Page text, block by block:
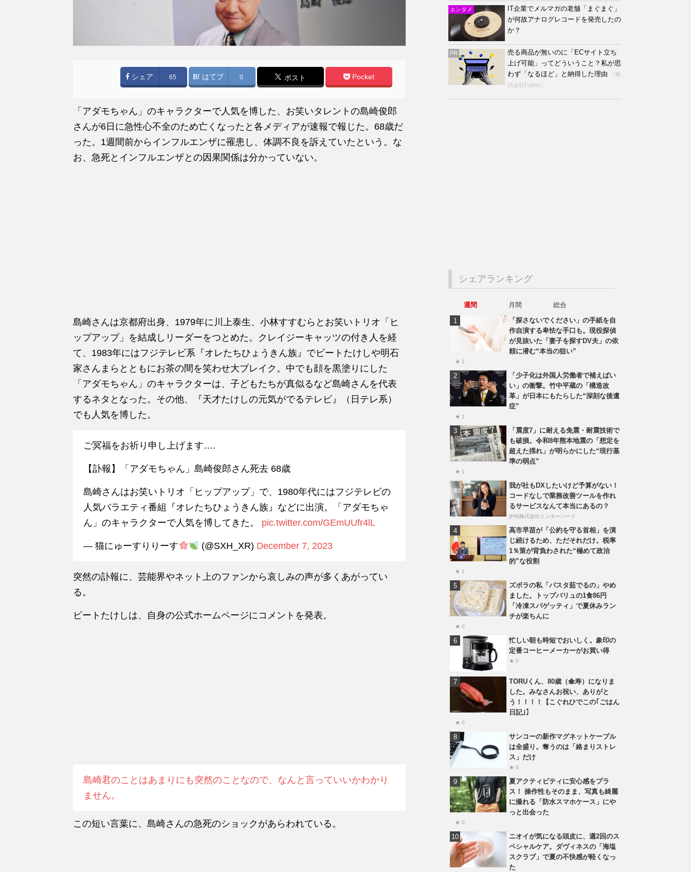
シェア 65 はてブ 0 ポスト Pocket
「アダモちゃん」のキャラクターで人気を博した、お笑いタレントの島崎俊郎
さんが6日に急性心不全のため亡くなったと各メディアが速報で報じた。68歳だ
った。1週間前からインフルエンザに罹患し、体調不良を訴えていたという。な
お、急死とインフルエンザとの因果関係は分かっていない。
島崎さんは京都府出身、1979年に川上泰生、小林すすむらとお笑いトリオ「ヒ
ップアップ」を結成しリーダーをつとめた。クレイジーキャッツの付き人を経
て、1983年にはフジテレビ系『オレたちひょうきん族』でビートたけしや明石
家さんまらとともにお茶の間を笑わせ大ブレイク。中でも顔を黒塗りにした
「アダモちゃん」のキャラクターは、子どもたちが真似るなど島崎さんを代表
するネタとなった。その他、『天才たけしの元気がでるテレビ』（日テレ系）
でも人気を博した。
ご冥福をお祈り申し上げます….
【訃報】「アダモちゃん」島崎俊郎さん死去 68歳
島崎さんはお笑いトリオ「ヒップアップ」で、1980年代にはフジテレビの
人気バラエティ番組『オレたちひょうきん族』などに出演。「アダモちゃ
ん」のキャラクターで人気を博してきた。 pic.twitter.com/GEmUUfr4lL
— 猫にゅーすりりーす (@SXH_XR) December 7, 2023
突然の訃報に、芸能界やネット上のファンから哀しみの声が多くあがってい
る。
ビートたけしは、自身の公式ホームページにコメントを発表。
島崎君のことはあまりにも突然のことなので、なんと言っていいかわかり
ません。
この短い言葉に、島崎さんの急死のショックがあらわれている。
エンタメ
IT企業でメルマガの老舗「まぐまぐ」
が何故アナログレコードを発売したの
か？
PR
売る商品が無いのに「ECサイト立ち
上げ可能」ってどういうこと？私が思
わず「なるほど」と納得した理由
（株
式会社Fulmo）
シェアランキング
週間 月間
総合
「探さないでください」の手紙を自
作自演する卑怯な手口も。現役探偵
が見抜いた「妻子を探すDV夫」の依
頼に潜む“本当の狙い”
★ 2
「少子化は外国人労働者で補えばい
い」の衝撃。竹中平蔵の「構造改
革」が日本にもたらした“深刻な後遺
症”
★ 1
「震度7」に耐える免震・耐震技術で
も破損。令和8年熊本地震の「想定を
超えた揺れ」が明らかにした“現行基
準の弱点”
★ 1
我が社もDXしたいけど予算がない！
コードなしで業務改善ツールを作れ
るサービスなんて本当にあるの？
[PR]株式会社インターパーク
高市早苗が「公約を守る首相」を演
じ続けるため、ただそれだけ。税率
1％策が背負わされた“極めて政治
的”な役割
★ 1
ズボラの私「パスタ茹でるの」やめ
ました。トップバリュの1食86円
「冷凍スパゲッティ」で夏休みラン
チが楽ちんに
★ 0
忙しい朝も時短でおいしく。象印の
定番コーヒーメーカーがお買い得
★ 0
TORUくん、80歳（傘寿）になりま
した。みなさんお祝い、ありがと
う！！！！【こぐれひでこの｢ごはん
日記｣】
★ 0
サンコーの新作マグネットケーブル
は全盛り。奪うのは「絡まりストレ
ス」だけ
★ 0
夏アクティビティに安心感をプラ
ス！ 操作性もそのまま、写真も綺麗
に撮れる「防水スマホケース」にや
っと出会った
★ 0
ニオイが気になる頭皮に、週2回のス
ペシャルケア。ダヴィネスの「海塩
スクラブ」で夏の不快感が軽くなっ
た